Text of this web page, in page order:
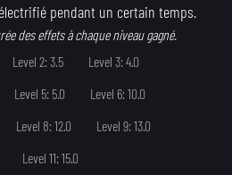
pendant un certain temps.
des effets à chaque niveau gagné.
Level 2: 3.5
Level 3: 4.0
Level 5: 5.0
Level 6: 10.0
Level 8: 12.0
Level 9: 13.0
Level 11: 15.0